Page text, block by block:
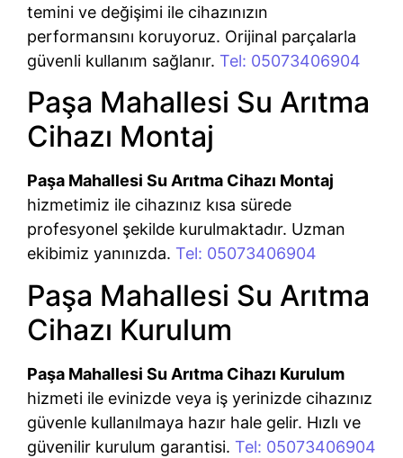
temini ve değişimi ile cihazınızın
performansını koruyoruz. Orijinal parçalarla
güvenli kullanım sağlanır. Tel: 05073406904
Paşa Mahallesi Su Arıtma
Cihazı Montaj
Paşa Mahallesi Su Arıtma Cihazı Montaj
hizmetimiz ile cihazınız kısa sürede
profesyonel şekilde kurulmaktadır. Uzman
ekibimiz yanınızda. Tel: 05073406904
Paşa Mahallesi Su Arıtma
Cihazı Kurulum
Paşa Mahallesi Su Arıtma Cihazı Kurulum
hizmeti ile evinizde veya iş yerinizde cihazınız
güvenle kullanılmaya hazır hale gelir. Hızlı ve
güvenilir kurulum garantisi. Tel: 05073406904